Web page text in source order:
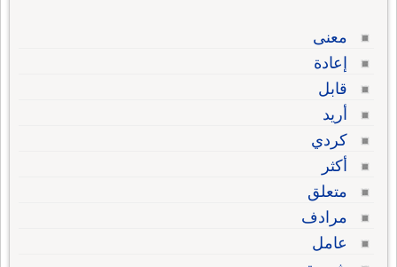
معنى
إعادة
قابل
أريد
كردي
أكثر
متعلق
مرادف
عامل